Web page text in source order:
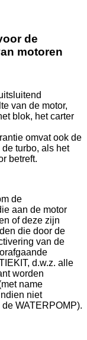
de
motoren
van de motor,
blok, het carter
omvat ook de
turbo, als het
betreft.
de
aan de motor
of deze zijn
die door de
van de
d.w.z. alle
worden
name
niet
WATERPOMP).